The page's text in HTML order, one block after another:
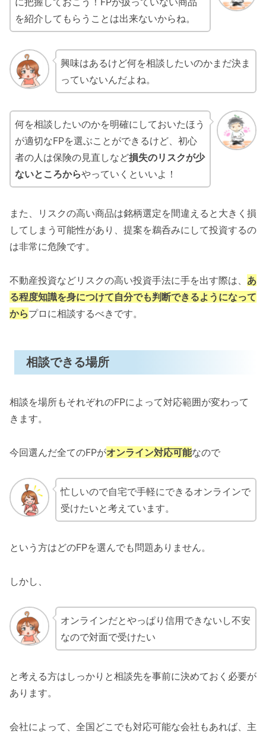
を紹介してもらうことは出来ないからね。
興味はあるけど何を相談したいのかまだ決ま
っていないんだよね。
何を相談したいのかを明確にしておいたほう
が適切なFPを選ぶことができるけど、初心
者の人は保険の見直しなど損失のリスクが少
ないところからやっていくといいよ！
また、リスクの高い商品は銘柄選定を間違えると大きく損
してしまう可能性があり、提案を鵜呑みにして投資するの
は非常に危険です。
不動産投資などリスクの高い投資手法に手を出す際は、 あ
る程度知識を身につけて自分でも判断できるようになって
からプロに相談するべきです。
相談できる場所
相談を場所もそれぞれのFPによって対応範囲が変わって
きます。
今回選んだ全てのFPがオンライン対応可能なので
忙しいので自宅で手軽にできるオンラインで
受けたいと考えています。
という方はどのFPを選んでも問題ありません。
しかし、
オンラインだとやっぱり信用できないし不安
なので対面で受けたい
と考える方はしっかりと相談先を事前に決めておく必要が
あります。
会社によって、全国どこでも対応可能な会社もあれば、主